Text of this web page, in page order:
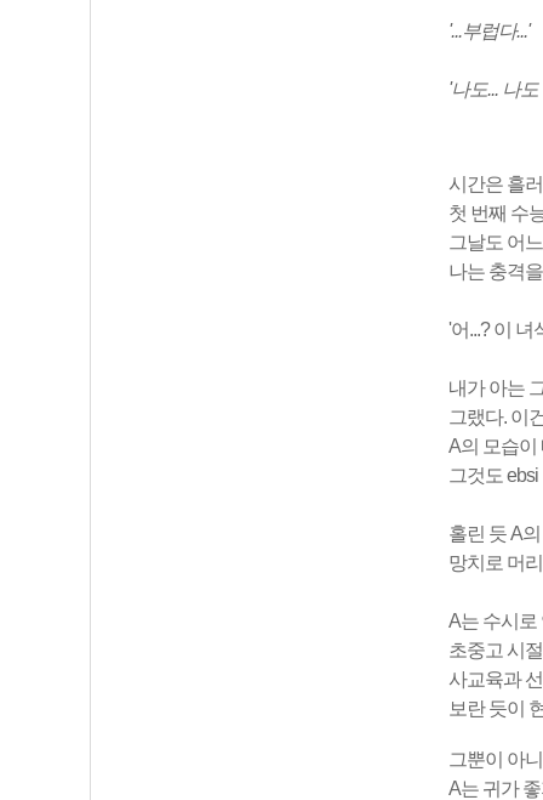
'...부럽다...'
'나도... 나도
시간은 흘
첫 번째 수
그날도 어
나는 충격
'어...? 이 녀
내가 아는
그랬다. 이
A의 모습이
그것도
홀린 듯 A
망치로 머
A는 수시로
초중고 시
사교육과
보란 듯이
그뿐이 아
A는 귀가